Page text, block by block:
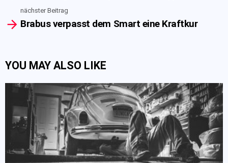
nächster Beitrag
Brabus verpasst dem Smart eine Kraftkur
YOU MAY ALSO LIKE